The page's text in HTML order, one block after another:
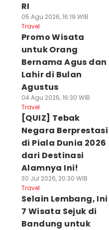
RI
05 Agu 2026, 16:19 WIB
Travel
Promo Wisata
untuk Orang
Bernama Agus dan
Lahir di Bulan
Agustus
04 Agu 2026, 16:30 WIB
Travel
[QUIZ] Tebak
Negara Berprestasi
di Piala Dunia 2026
dari Destinasi
Alamnya Ini!
30 Jul 2026, 20:30 WIB
Travel
Selain Lembang, Ini
7 Wisata Sejuk di
Bandung untuk